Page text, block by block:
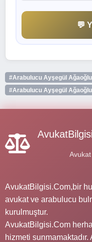
💬
#Arabulucu Ayşegül Ağaoğlu
#Arabulucu Ayşegül
AvukatBilgisi.Com,bir
avukat ve arabulucu
kurulmuştur.
AvukatBilgisi.Com
hizmeti sunmamaktadır.